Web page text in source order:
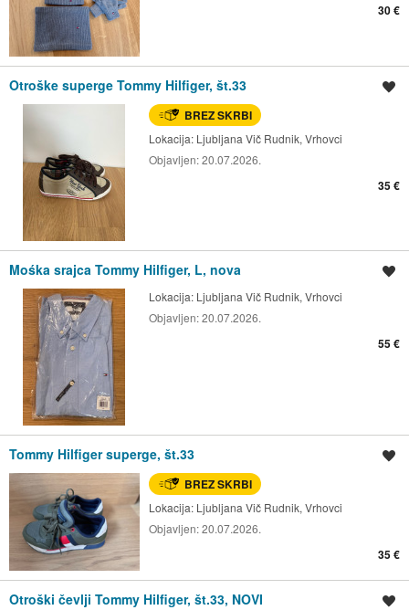
30 €
Otroške superge Tommy Hilfiger, št.33
BREZ SKRBI
Lokacija: Ljubljana Vič Rudnik, Vrhovci
Objavljen:20.07.2026.
35 €
Mośka srajca Tommy Hilfiger, L, nova
Lokacija: Ljubljana Vič Rudnik, Vrhovci
Objavljen:20.07.2026.
55 €
Tommy Hilfiger superge, št.33
BREZ SKRBI
Lokacija: Ljubljana Vič Rudnik, Vrhovci
Objavljen:20.07.2026.
35 €
Otroški čevlji Tommy Hilfiger, št.33, NOVI